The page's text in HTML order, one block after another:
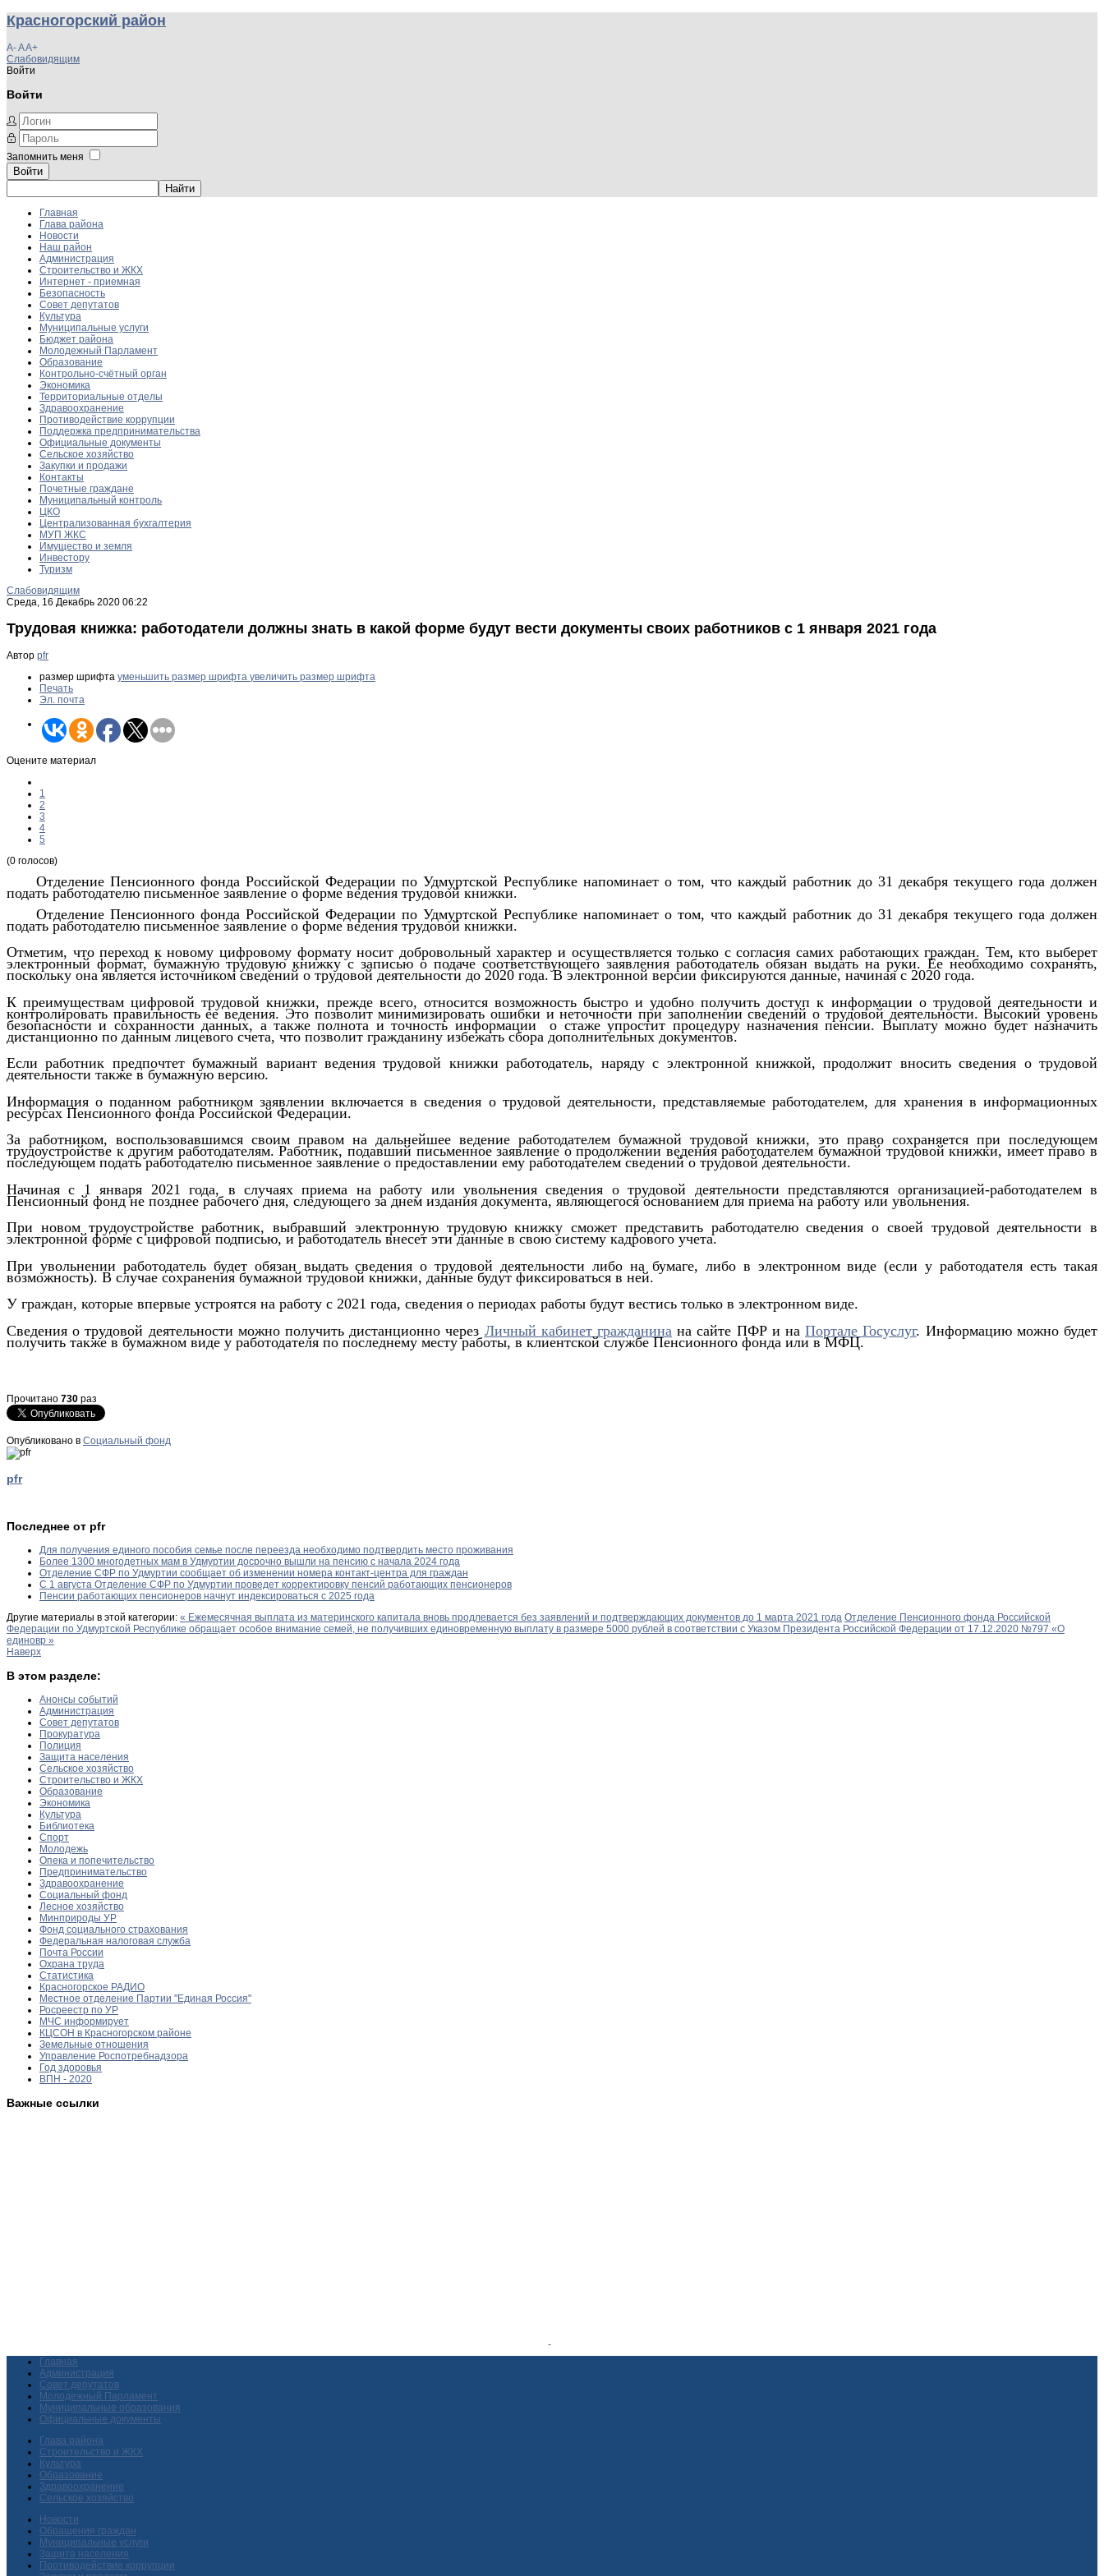
Красногорский район
A-AA+
Слабовидящим
Войти
Войти
Запомнить меня
Войти
Главная
Глава района
Новости
Наш район
Администрация
Строительство и ЖКХ
Интернет - приемная
Безопасность
Совет депутатов
Культура
Муниципальные услуги
Бюджет района
Молодежный Парламент
Образование
Контрольно-счётный орган
Экономика
Территориальные отделы
Здравоохранение
Противодействие коррупции
Поддержка предпринимательства
Официальные документы
Сельское хозяйство
Закупки и продажи
Контакты
Почетные граждане
Муниципальный контроль
ЦКО
Централизованная бухгалтерия
МУП ЖКС
Имущество и земля
Инвестору
Туризм
Слабовидящим
Среда, 16 Декабрь 2020 06:22
Трудовая книжка: работодатели должны знать в какой форме будут вести документы своих работников с 1 января 2021 года
Автор pfr
размер шрифта уменьшить размер шрифта увеличить размер шрифта
Печать
Эл. почта
Оцените материал
1
2
3
4
5
(0 голосов)
Отделение Пенсионного фонда Российской Федерации по Удмуртской Республике напоминает о том, что каждый работник до 31 декабря текущего года должен
подать работодателю письменное заявление о форме ведения трудовой книжки.
Отделение Пенсионного фонда Российской Федерации по Удмуртской Республике напоминает о том, что каждый работник до 31 декабря текущего года должен
подать работодателю письменное заявление о форме ведения трудовой книжки.
Отметим, что переход к новому цифровому формату носит добровольный характер и осуществляется только с согласия самих работающих граждан. Тем, кто выберет
электронный формат, бумажную трудовую книжку с записью о подаче соответствующего заявления работодатель обязан выдать на руки. Ее необходимо сохранять,
поскольку она является источником сведений о трудовой деятельности до 2020 года. В электронной версии фиксируются данные, начиная с 2020 года.
К преимуществам цифровой трудовой книжки, прежде всего, относится возможность быстро и удобно получить доступ к информации о трудовой деятельности и
контролировать правильность ее ведения. Это позволит минимизировать ошибки и неточности при заполнении сведений о трудовой деятельности. Высокий уровень
безопасности и сохранности данных, а также полнота и точность информации о стаже упростит процедуру назначения пенсии. Выплату можно будет назначить
дистанционно по данным лицевого счета, что позволит гражданину избежать сбора дополнительных документов.
Если работник предпочтет бумажный вариант ведения трудовой книжки работодатель, наряду с электронной книжкой, продолжит вносить сведения о трудовой
деятельности также в бумажную версию.
Информация о поданном работником заявлении включается в сведения о трудовой деятельности, представляемые работодателем, для хранения в информационных
ресурсах Пенсионного фонда Российской Федерации.
За работником, воспользовавшимся своим правом на дальнейшее ведение работодателем бумажной трудовой книжки, это право сохраняется при последующем
трудоустройстве к другим работодателям. Работник, подавший письменное заявление о продолжении ведения работодателем бумажной трудовой книжки, имеет право в
последующем подать работодателю письменное заявление о предоставлении ему работодателем сведений о трудовой деятельности.
Начиная с 1 января 2021 года, в случаях приема на работу или увольнения сведения о трудовой деятельности представляются организацией-работодателем в
Пенсионный фонд не позднее рабочего дня, следующего за днем издания документа, являющегося основанием для приема на работу или увольнения.
При новом трудоустройстве работник, выбравший электронную трудовую книжку сможет представить работодателю сведения о своей трудовой деятельности в
электронной форме с цифровой подписью, и работодатель внесет эти данные в свою систему кадрового учета.
При увольнении работодатель будет обязан выдать сведения о трудовой деятельности либо на бумаге, либо в электронном виде (если у работодателя есть такая
возможность). В случае сохранения бумажной трудовой книжки, данные будут фиксироваться в ней.
У граждан, которые впервые устроятся на работу с 2021 года, сведения о периодах работы будут вестись только в электронном виде.
Сведения о трудовой деятельности можно получить дистанционно через Личный кабинет гражданина на сайте ПФР и наПортале Госуслуг. Информацию можно будет
получить также в бумажном виде у работодателя по последнему месту работы, в клиентской службе Пенсионного фонда или в МФЦ.
Прочитано 730 раз
Опубликовано в Социальный фонд
pfr
Последнее от pfr
Для получения единого пособия семье после переезда необходимо подтвердить место проживания
Более 1300 многодетных мам в Удмуртии досрочно вышли на пенсию с начала 2024 года
Отделение СФР по Удмуртии сообщает об изменении номера контакт-центра для граждан
С 1 августа Отделение СФР по Удмуртии проведет корректировку пенсий работающих пенсионеров
Пенсии работающих пенсионеров начнут индексироваться с 2025 года
Другие материалы в этой категории: « Ежемесячная выплата из материнского капитала вновь продлевается без заявлений и подтверждающих документов до 1 марта 2021 года Отделение Пенсионного фонда Российской
Федерации по Удмуртской Республике обращает особое внимание семей, не получивших единовременную выплату в размере 5000 рублей в соответствии с Указом Президента Российской Федерации от 17.12.2020 №797 «О
единовр »
Наверх
В этом разделе:
Анонсы событий
Администрация
Совет депутатов
Прокуратура
Полиция
Защита населения
Сельское хозяйство
Строительство и ЖКХ
Образование
Экономика
Культура
Библиотека
Спорт
Молодежь
Опека и попечительство
Предпринимательство
Здравоохранение
Социальный фонд
Лесное хозяйство
Минприроды УР
Фонд социального страхования
Федеральная налоговая служба
Почта России
Охрана труда
Статистика
Красногорское РАДИО
Местное отделение Партии "Единая Россия"
Росреестр по УР
МЧС информирует
КЦСОН в Красногорском районе
Земельные отношения
Управление Роспотребнадзора
Год здоровья
ВПН - 2020
Важные ссылки
Главная
Администрация
Совет депутатов
Молодежный Парламент
Муниципальные образования
Официальные документы
Глава района
Строительство и ЖКХ
Культура
Образование
Здравоохранение
Сельское хозяйство
Новости
Обращения граждан
Муниципальные услуги
Защита населения
Противодействие коррупции